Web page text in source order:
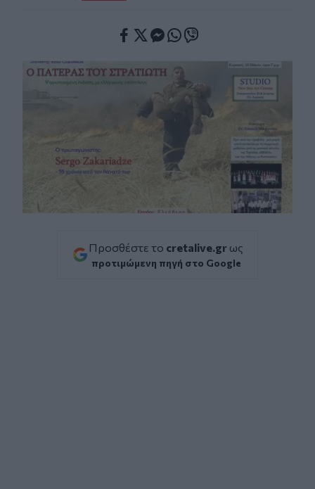
Προσθέστε το cretalive.gr ως
προτιμώμενη πηγή στο Google